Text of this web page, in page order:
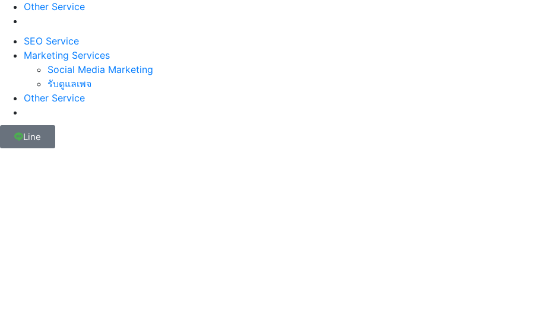
Other Service
SEO Service
Marketing Services
Social Media Marketing
รับดูแลเพจ
Other Service
Line